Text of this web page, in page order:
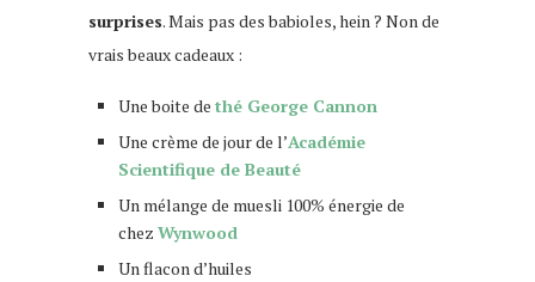
surprises. Mais pas des babioles, hein ? Non de
vrais beaux cadeaux :
Une boite de thé George Cannon
Une crème de jour de l’Académie
Scientifique de Beauté
Un mélange de muesli 100% énergie de
chez Wynwood
Un flacon d’huiles